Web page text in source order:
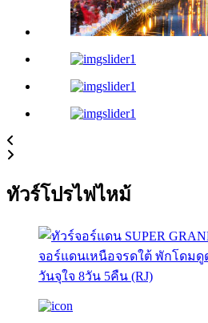
ทัวร์โปรไฟไหม้